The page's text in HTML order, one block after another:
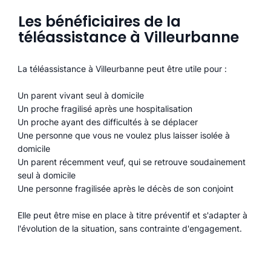
Les bénéficiaires de la
téléassistance à Villeurbanne
La téléassistance à Villeurbanne peut être utile pour :
Un parent vivant seul à domicile
Un proche fragilisé après une hospitalisation
Un proche ayant des difficultés à se déplacer
Une personne que vous ne voulez plus laisser isolée à
domicile
Un parent récemment veuf, qui se retrouve soudainement
seul à domicile
Une personne fragilisée après le décès de son conjoint
Elle peut être mise en place à titre préventif et s'adapter à
l'évolution de la situation, sans contrainte d'engagement.